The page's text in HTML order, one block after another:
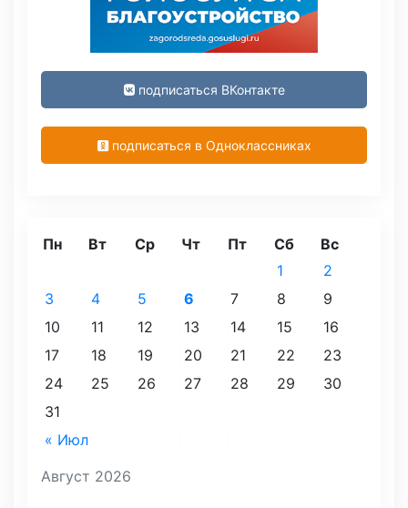
подписаться ВКонтакте
подписаться в Одноклассниках
Август 2026
Пн Вт Ср Чт Пт Сб Вс
« Июл
1
2
3
4 5 6 7 8
9
10
11 12 13 14 15
16
17
18 19 20 21 22
23
24
25 26 27 28 29
30
31